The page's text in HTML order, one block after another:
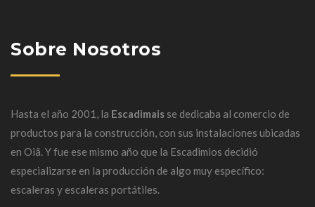
Sobre Nosotros
Hasta el año 2001, la Escadimais se dedicaba al comercio de
productos para la construcción, con sus instalaciones ubicadas
en Oiã.Y fue ese mismo año que la Escadimios decidió
especializarse en la producción de algo muy específico:
escaleras y escaleras portátiles.